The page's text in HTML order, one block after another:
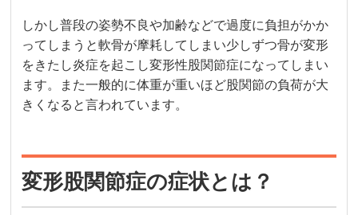
しかし普段の姿勢不良や加齢などで過度に負担がかか
ってしまうと軟骨が摩耗してしまい少しずつ骨が変形
をきたし炎症を起こし変形性股関節症になってしまい
ます。また一般的に体重が重いほど股関節の負荷が大
きくなると言われています。
変形股関節症の症状とは？